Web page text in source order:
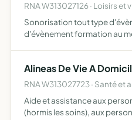
RNA W313027126 · Loisirs et
Sonorisation tout type
d'évènement formation au
Alineas De Vie A
RNA W313027723 · Santé et
Aide et assistance aux
(hormis les soins), aux